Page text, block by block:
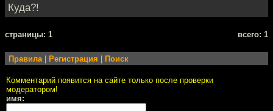
Куда?!
cтраницы: 1 всего: 1
Правила Регистрация Поиск
Комментарий появится на сайте только после проверки
модератором!
имя: